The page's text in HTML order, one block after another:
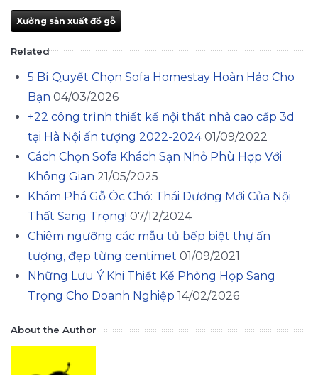
Xưởng sản xuất đồ gỗ
Related
5 Bí Quyết Chọn Sofa Homestay Hoàn Hảo Cho
Bạn 04/03/2026
+22 công trình thiết kế nội thất nhà cao cấp 3d
tại Hà Nội ấn tượng 2022-202401/09/2022
Cách Chọn Sofa Khách Sạn Nhỏ Phù Hợp Với
Không Gian 21/05/2025
Khám Phá Gỗ Óc Chó: Thái Dương Mới Của Nội
Thất Sang Trọng! 07/12/2024
Chiêm ngưỡng các mẫu tủ bếp biệt thự ấn
tượng, đẹp từng centimet 01/09/2021
Những Lưu Ý Khi Thiết Kế Phòng Họp Sang
Trọng Cho Doanh Nghiệp 14/02/2026
About the Author